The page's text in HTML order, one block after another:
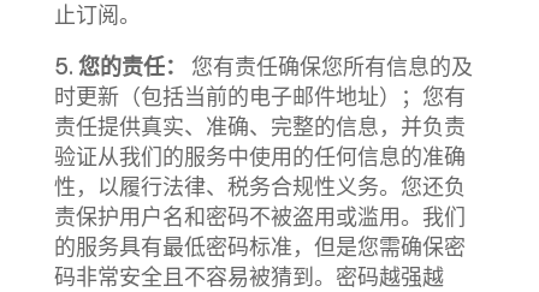
止订阅。
5. 您的责任： 您有责任确保您所有信息的及
时更新（包括当前的电子邮件地址）； 您有
责任提供真实、准确、完整的信息，并负责
验证从我们的服务中使用的任何信息的准确
性，以履行法律、税务合规性义务。您还负
责保护用户名和密码不被盗用或滥用。我们
的服务具有最低密码标准，但是您需确保密
码非常安全且不容易被猜到。密码越强越